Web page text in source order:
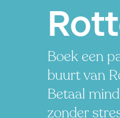
Boek een
buurt van
Betaal
zonder